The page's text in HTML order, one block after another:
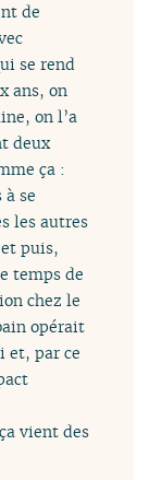
de
se rend
ans, on
on l’a
deux
ça :
se
les autres
puis,
temps de
chez le
opérait
et, par ce
vient des